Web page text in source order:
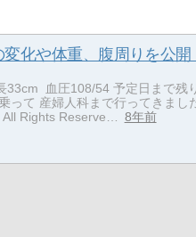
化や体重、腹周りを公開
血圧108/54 予定日まで残
って 産婦人科まで行ってきまし
Rights Reserve…
8年前